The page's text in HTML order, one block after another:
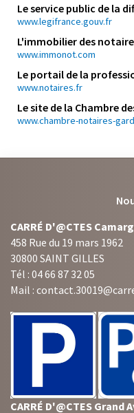
Le service public de la
www.legifrance.gouv.fr
L'immobilier des
www.immonot.com
Le portail de la
www.notaires.fr
Le site de la Chambre
www.chambre-notaires-
CARRÉ D'@CTES
458 Rue du 19 mars 1962
30800 SAINT GILLES
Tél : 04 66 87 32 05
Mail :
CARRÉ D'@CTES Grand